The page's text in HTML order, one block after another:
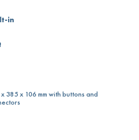
in
385 x 106 mm with buttons and